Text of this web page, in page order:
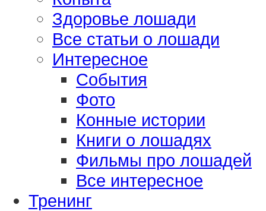
Здоровье лошади
Все статьи о лошади
Интересное
События
Фото
Конные истории
Книги о лошадях
Фильмы про лошадей
Все интересное
Тренинг